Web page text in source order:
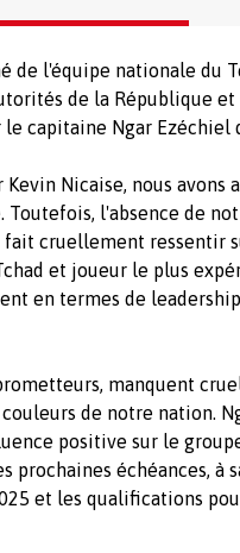
de l'équipe nationale du
de la République et
capitaine Ngar Ezéchiel
Nicaise, nous avons
Toutefois, l'absence de
fait cruellement ressentir
et joueur le plus
en termes de
manquent
de notre nation.
positive sur le
prochaines échéances, à
et les qualifications